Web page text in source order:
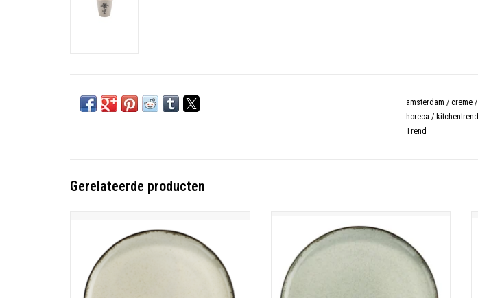
amsterdam / creme /
horeca / kitchentrend
Trend
Gerelateerde producten
Porselein
Vaatwasmachine - magnetron - oven bestendig
TOEVOEGEN AAN WINKELWAGEN
Porselein
Vaatwasmachine - magnetron - oven bestendig